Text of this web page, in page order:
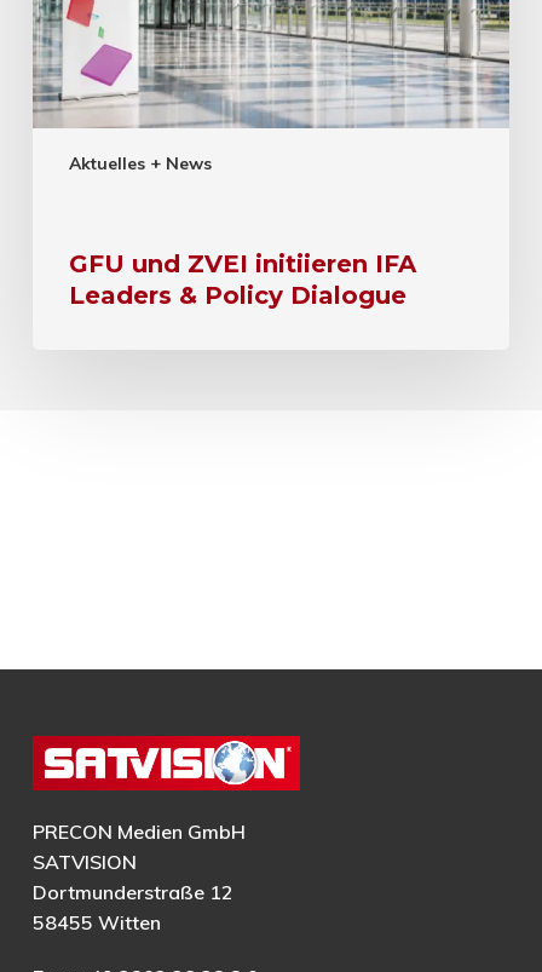
Aktuelles + News
GFU und ZVEI initiieren IFA
Leaders & Policy Dialogue
PRECON Medien GmbH
SATVISION
Dortmunderstraße 12
58455 Witten